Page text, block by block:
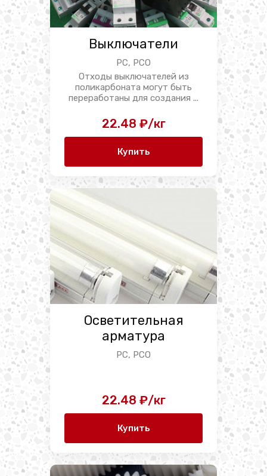
Выключатели
PC, PCO
Отходы выключателей из
поликарбоната могут быть
переработаны для создания ...
22.48 ₽/кг
Купить
Осветительная
арматура
PC, PCO
22.48 ₽/кг
Купить